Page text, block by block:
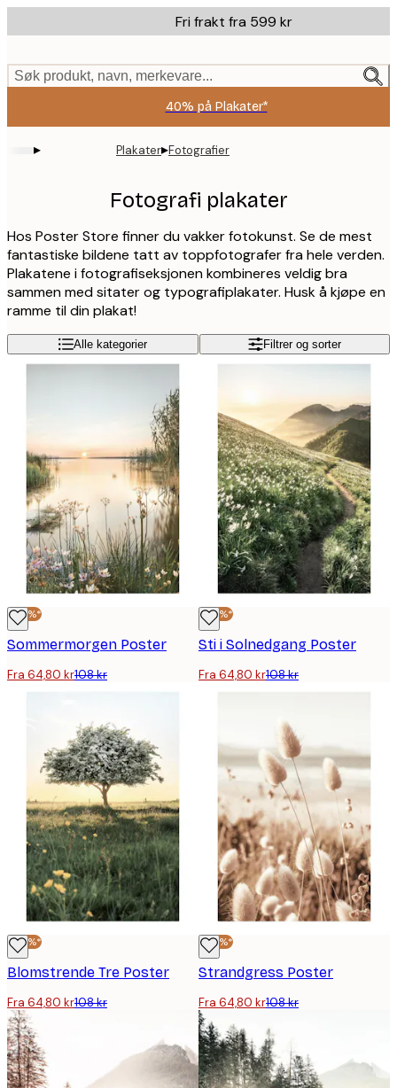
to
content.
Fri frakt fra 599 kr
Søk produkt, navn, merkevare...
40% på Plakater*
▸ Plakater▸Fotografier
Fotografi plakater
Hos Poster Store finner du vakker fotokunst. Se de mest
fantastiske bildene tatt av toppfotografer fra hele verden.
Plakatene i fotografiseksjonen kombineres veldig bra
sammen med sitater og typografiplakater. Husk å kjøpe en
ramme til din plakat!
Alle kategorier Filtrer og sorter
-40%*
Sommermorgen Poster
Fra 64,80 kr108 kr
-40%*
Sti i Solnedgang Poster
Fra 64,80 kr108 kr
-40%*
Blomstrende Tre Poster
Fra 64,80 kr108 kr
-40%*
Strandgress Poster
Fra 64,80 kr108 kr